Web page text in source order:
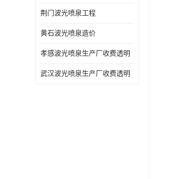
荆门波光喷泉工程
黄石波光喷泉造价
孝感波光喷泉生产厂收费透明
武汉波光喷泉生产厂收费透明